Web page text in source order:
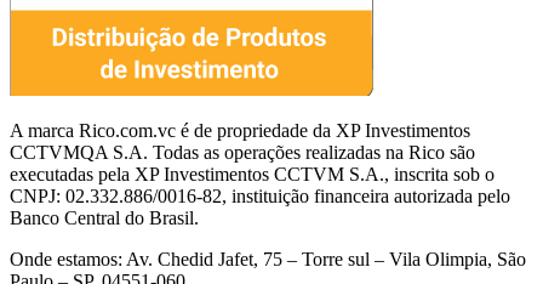
A marca Rico.com.vc é de propriedade da XP Investimentos
CCTVMQA S.A. Todas as operações realizadas na Rico são
executadas pela XP Investimentos CCTVM S.A., inscrita sob o
CNPJ: 02.332.886/0016-82, instituição financeira autorizada pelo
Banco Central do Brasil.
Onde estamos: Av. Chedid Jafet, 75 – Torre sul – Vila Olimpia, São